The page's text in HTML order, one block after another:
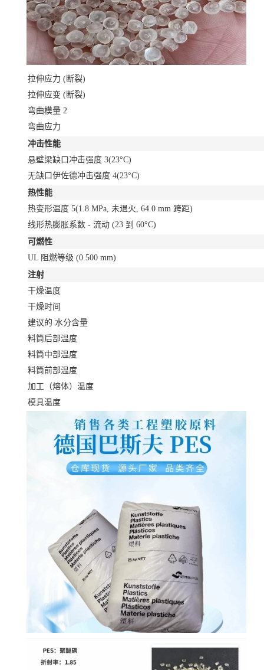
拉伸应力 (断裂)
拉伸应变 (断裂)
弯曲模量 2
弯曲应力
冲击性能
悬壁梁缺口冲击强度 3(23°C)
无缺口伊佐德冲击强度 4(23°C)
热性能
热变形温度 5(1.8 MPa, 未退火, 64.0 mm 跨距)
线形热膨胀系数 - 流动 (23 到 60°C)
可燃性
UL 阻燃等级 (0.500 mm)
注射
干燥温度
干燥时间
建议的 水分含量
料筒后部温度
料筒中部温度
料筒前部温度
加工（熔体）温度
模具温度